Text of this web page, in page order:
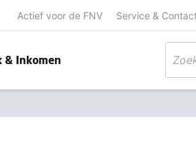
Actief voor de FNV Service &
& Inkomen